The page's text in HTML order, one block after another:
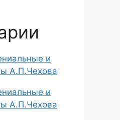
и
А.П.Чехова
и
А.П.Чехова